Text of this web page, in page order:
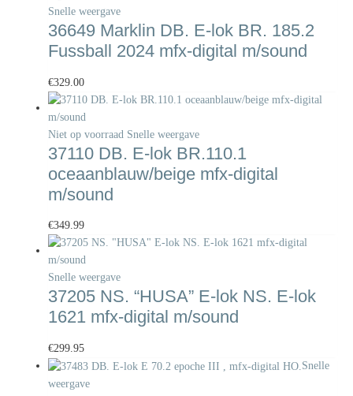
Snelle weergave
36649 Marklin DB. E-lok BR. 185.2
Fussball 2024 mfx-digital m/sound
€329.00
Niet op voorraad Snelle weergave
37110 DB. E-lok BR.110.1
oceaanblauw/beige mfx-digital
m/sound
€349.99
Snelle weergave
37205 NS. “HUSA” E-lok NS. E-lok
1621 mfx-digital m/sound
€299.95
Snelle
weergave